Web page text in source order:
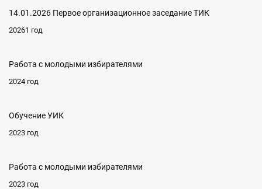
14.01.2026 Первое организационное заседание ТИК
20261 год
Работа с молодыми избирателями
2024 год
Обучение УИК
2023 год
Работа с молодыми избирателями
2023 год